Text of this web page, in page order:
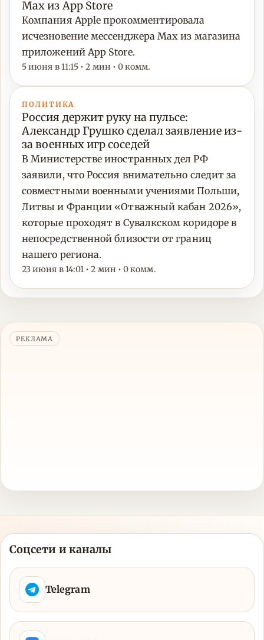
Max из App Store
Компания Apple прокомментировала
исчезновение мессенджера Max из магазина
приложений App Store.
5 июня в 11:15 • 2 мин • 0 комм.
ПОЛИТИКА
Россия держит руку на пульсе:
Александр Грушко сделал заявление из-
за военных игр соседей
В Министерстве иностранных дел РФ
заявили, что Россия внимательно следит за
совместными военными учениями Польши,
Литвы и Франции «Отважный кабан 2026»,
которые проходят в Сувалкском коридоре в
непосредственной близости от границ
нашего региона.
23 июня в 14:01 • 2 мин • 0 комм.
РЕКЛАМА
Соцсети и каналы
Telegram